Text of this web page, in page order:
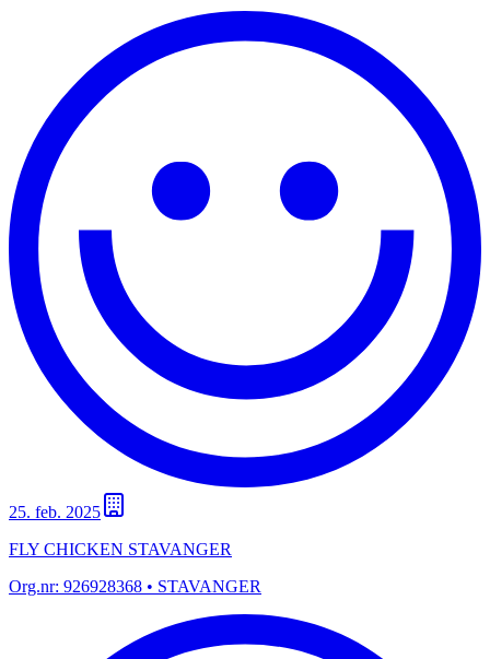
25. feb. 2025
FLY CHICKEN STAVANGER
Org.nr: 926928368 • STAVANGER